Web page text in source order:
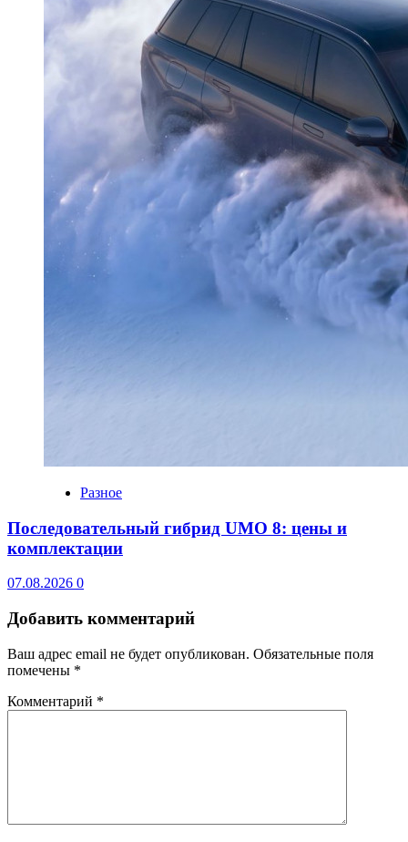
Разное
Последовательный гибрид UMO 8: цены и
комплектации
07.08.2026 0
Добавить комментарий
Ваш адрес email не будет опубликован. Обязательные поля
помечены *
Комментарий *